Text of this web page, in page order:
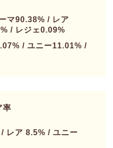
マ90.38% / レア
/ レジェ0.09%
/ ユニー11.01% /
率
レア 8.5% / ユニー